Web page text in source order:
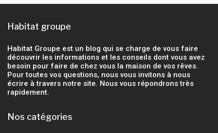
Habitat groupe
Habitat Groupe est un blog qui se charge de vous faire
découvrir les informations et les conseils dont vous avez
besoin pour faire de chez vous la maison de vos rêves.
Pour toutes vos questions, nous vous invitons à nous
écrire à travers notre site. Nous vous répondrons très
rapidement.
Nos catégories